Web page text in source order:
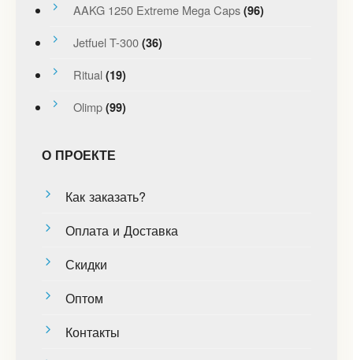
AAKG 1250 Extreme Mega Caps (96)
Jetfuel T-300 (36)
Ritual (19)
Olimp (99)
О ПРОЕКТЕ
Как заказать?
Оплата и Доставка
Скидки
Оптом
Контакты